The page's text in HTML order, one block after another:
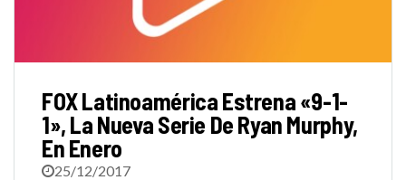
FOX Latinoamérica Estrena «9-1-
1», La Nueva Serie De Ryan Murphy,
En Enero
25/12/2017